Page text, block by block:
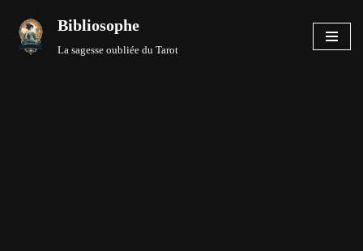
Aller
Bibliosophe
La sagesse oubliée du Tarot